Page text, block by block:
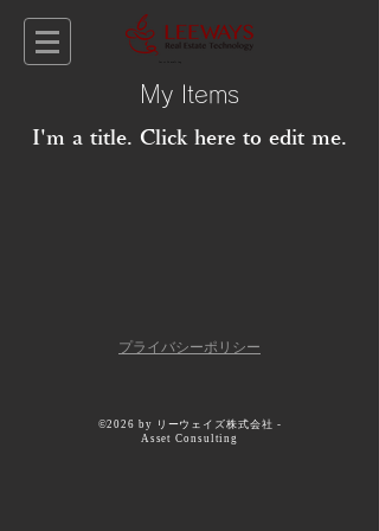
My Items
I'm a title. ​Click here to edit me.
​プライバシーポリシー
©2026 by リーウェイズ株式会社 -
Asset Consulting